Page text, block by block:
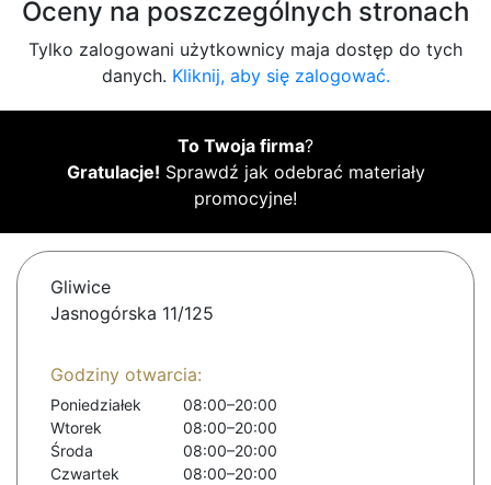
Oceny na poszczególnych stronach
Tylko zalogowani użytkownicy maja dostęp do tych
danych. Kliknij, aby się zalogować.
To Twoja firma?
Gratulacje! Sprawdź jak odebrać materiały
promocyjne!
Gliwice
Jasnogórska 11/125
Godziny otwarcia:
Poniedziałek
08:00–20:00
Wtorek
08:00–20:00
Środa
08:00–20:00
Czwartek
08:00–20:00